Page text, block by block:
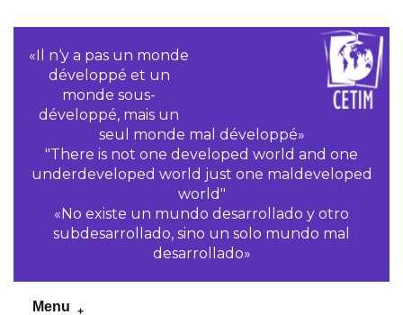
«Il n‘y a pas un monde
développé et un
monde sous-
développé, mais un
seul monde mal développé»
"There is not one developed world and one
underdeveloped world just one maldeveloped
world"
«No existe un mundo desarrollado y otro
subdesarrollado, sino un solo mundo mal
desarrollado»
Menu